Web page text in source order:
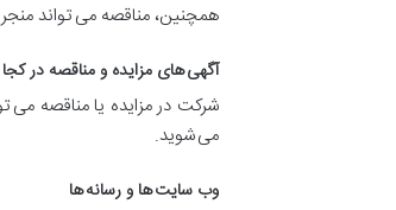
همچنین، مناقصه می تواند منجر
آگهی های مزایده و مناقصه در
شرکت در مزایده یا مناقصه می
می شوید.
وب سایت ها و رسانه ها